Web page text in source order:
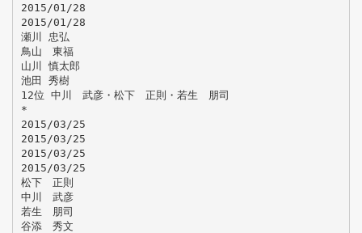
2015/01/28
2015/01/28
瀬川 忠弘
鳥山 東福
山川 慎太郎
池田 秀樹
12位 中川 武彦・松下 正則・若生 朋司
*
2015/03/25
2015/03/25
2015/03/25
2015/03/25
松下 正則
中川 武彦
若生 朋司
谷添 秀文